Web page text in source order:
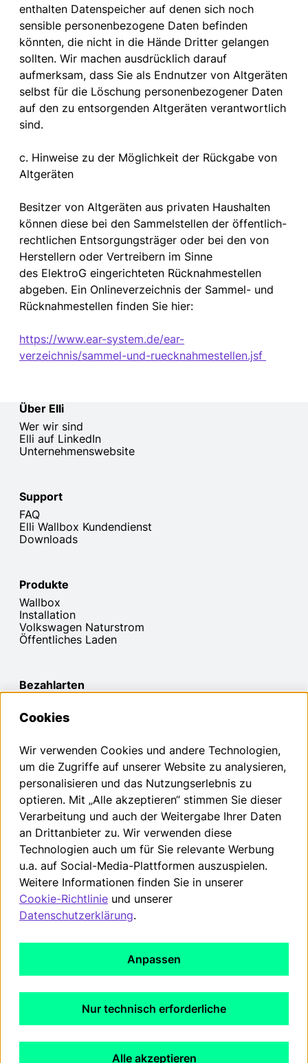
enthalten Datenspeicher auf denen sich noch
sensible personenbezogene Daten befinden
könnten, die nicht in die Hände Dritter gelangen
sollten. Wir machen ausdrücklich darauf
aufmerksam, dass Sie als Endnutzer von Altgeräten
selbst für die Löschung personenbezogener Daten
auf den zu entsorgenden Altgeräten verantwortlich
sind.
c. Hinweise zu der Möglichkeit der Rückgabe von
Altgeräten
Besitzer von Altgeräten aus privaten Haushalten
können diese bei den Sammelstellen der öffentlich-
rechtlichen Entsorgungsträger oder bei den von
Herstellern oder Vertreibern im Sinne
des ElektroG eingerichteten Rücknahmestellen
abgeben. Ein Onlineverzeichnis der Sammel- und
Rücknahmestellen finden Sie hier:
https://www.ear-system.de/ear-
verzeichnis/sammel-und-ruecknahmestellen.jsf
Über Elli
Wer wir sind
Elli auf LinkedIn
Unternehmenswebsite
Support
FAQ
Elli Wallbox Kundendienst
Downloads
Produkte
Wallbox
Installation
Volkswagen Naturstrom
Öffentliches Laden
Bezahlarten
Den Widerruf deines Vertrags kannst du innerhalb der
gesetzlichen Frist hier beantragen.
Vertrag widerrufen
Impressum
Datenschutzerklärung
AGB
WEEE-Registrierung
Cookies
Wir verwenden Cookies und andere Technologien,
um die Zugriffe auf unserer Website zu analysieren,
personalisieren und das Nutzungserlebnis zu
optieren. Mit „Alle akzeptieren“ stimmen Sie dieser
Verarbeitung und auch der Weitergabe Ihrer Daten
an Drittanbieter zu. Wir verwenden diese
Technologien auch um für Sie relevante Werbung
u.a. auf Social-Media-Plattformen auszuspielen.
Weitere Informationen finden Sie in unserer
Cookie-Richtlinie und unserer
Datenschutzerklärung.
Anpassen
Nur technisch erforderliche
Alle akzeptieren